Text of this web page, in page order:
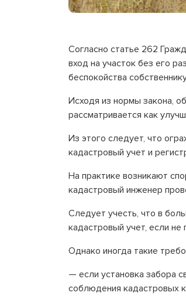
Согласно статье 262
вход на участок без его
беспокойства
Исходя из нормы закона,
рассматривается как
Из этого следует, что
кадастровый учет и
На практике возникают
кадастровый инженер
Следует учесть, что в
кадастровый учет, если
Однако иногда такие
— если установка забора
соблюдения кадастровых